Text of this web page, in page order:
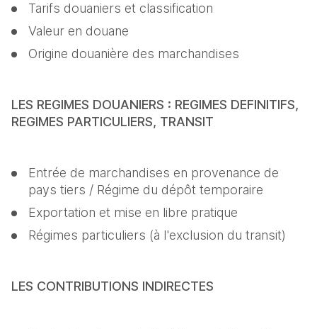
Tarifs douaniers et classification
Valeur en douane
Origine douanière des marchandises
LES REGIMES DOUANIERS : REGIMES DEFINITIFS,
REGIMES PARTICULIERS, TRANSIT
Entrée de marchandises en provenance de
pays tiers / Régime du dépôt temporaire
Exportation et mise en libre pratique
Régimes particuliers (à l'exclusion du transit)
LES CONTRIBUTIONS INDIRECTES